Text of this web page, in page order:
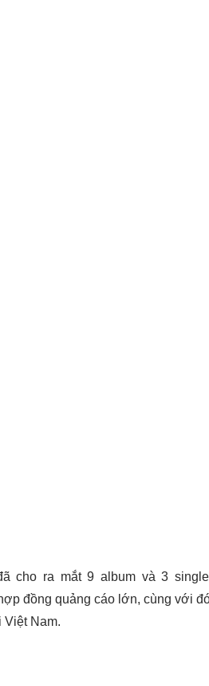
cho ra mắt 9 album và 3
đồng quảng cáo lớn, cùng với
Việt Nam.